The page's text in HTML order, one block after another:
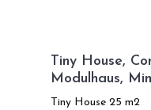
Tiny House,
Modulhaus,
Modell
Tiny House 25 m2